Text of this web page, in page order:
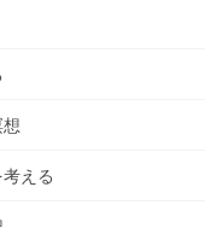
える